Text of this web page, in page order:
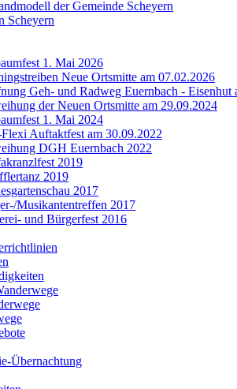
der Gemeinde Scheyern
Scheyern
1. Mai 2026
Neue Ortsmitte am 07.02.2026
Geh- und Radweg Euernbach - Eisenhut
der Neuen Ortsmitte am 29.09.2024
1. Mai 2024
Auftaktfest am 30.09.2022
DGH Euernbach 2022
2019
2019
2017
Musikantentreffen 2017
und Bürgerfest 2016
Übernachtung